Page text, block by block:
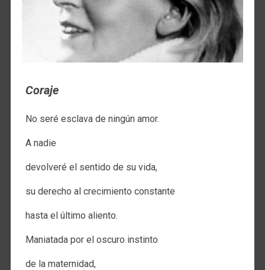
Coraje
No seré esclava de ningún amor.
A nadie
devolveré el sentido de su vida,
su derecho al crecimiento constante
hasta el último aliento.
Maniatada por el oscuro instinto
de la maternidad,